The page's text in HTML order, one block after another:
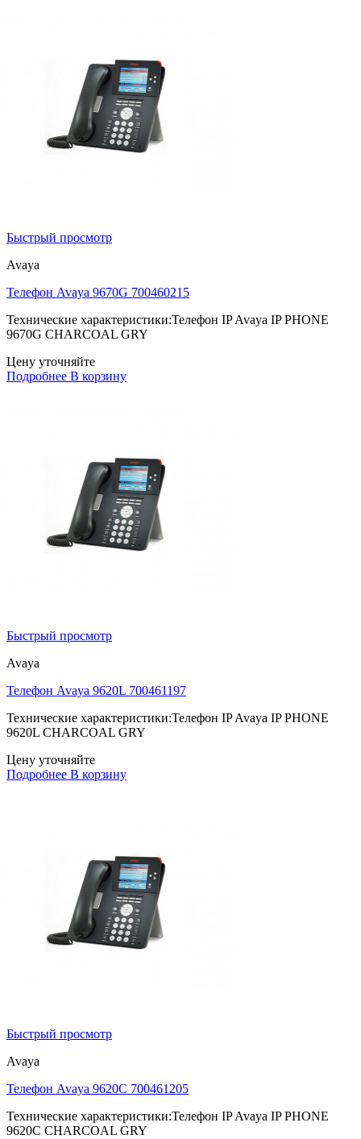
Быстрый просмотр
Avaya
Телефон Avaya 9670G 700460215
Технические характеристики:Телефон IP Avaya IP PHONE
9670G CHARCOAL GRY
Цену уточняйте
Подробнее В корзину
Быстрый просмотр
Avaya
Телефон Avaya 9620L 700461197
Технические характеристики:Телефон IP Avaya IP PHONE
9620L CHARCOAL GRY
Цену уточняйте
Подробнее В корзину
Быстрый просмотр
Avaya
Телефон Avaya 9620C 700461205
Технические характеристики:Телефон IP Avaya IP PHONE
9620C CHARCOAL GRY